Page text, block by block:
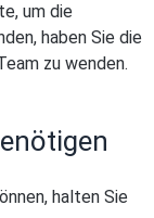
um die
haben Sie die
zu wenden.
halten Sie